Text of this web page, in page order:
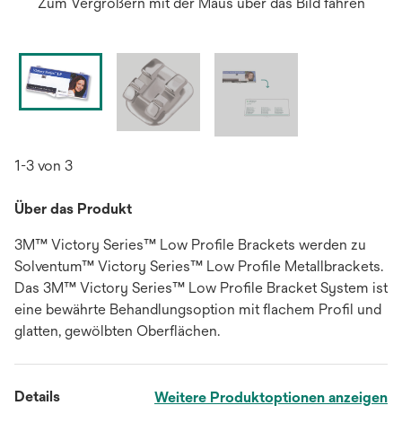
1-3 von 3
Über das Produkt
3M™ Victory Series™ Low Profile Brackets werden zu
Solventum™ Victory Series™ Low Profile Metallbrackets.
Das 3M™ Victory Series™ Low Profile Bracket System ist
eine bewährte Behandlungsoption mit flachem Profil und
glatten, gewölbten Oberflächen.
Details Weitere Produktoptionen anzeigen